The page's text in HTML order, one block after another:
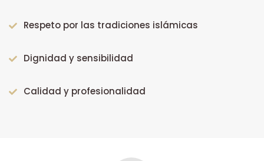
Respeto por las tradiciones islámicas
Dignidad y sensibilidad
Calidad y profesionalidad